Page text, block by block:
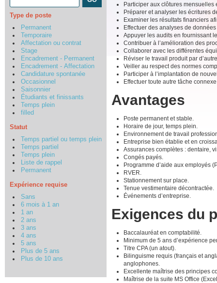
Type de poste
Permanent
Temporaire
Affectation ou contrat
Stage
Encadrement - Permanent
Encadrement - Affectation
Candidature spontanée
Occasionnel
Saisonnier
Étudiants et finissants
Temps plein
filled
Statut
Temps partiel ou temps plein
Temps partiel
Temps plein
Liste de rappel
Permanent
Expérience requise
Sans
6 mois à 1 an
1 an
2 ans
3 ans
4 ans
5 ans
Plus de 5 ans
Plus de 10 ans
Participer aux clôtures mensuelles
Préparer et analyser les écritures
Examiner les résultats financiers
Effectuer des analyses de
Appuyer les audits en fournissant
Contribuer à l’amélioration des
Collaborer avec les différentes
Réviser le travail produit par
Veiller au respect des normes
Participer à l’implantation de
Effectuer toute autre tâche
Avantages
Poste permanent et stable.
Horaire de jour, temps plein.
Environnement de travail
Entreprise bien établie et en
Assurances complètes : dentaire,
Congés payés.
Programme d’aide aux employés
RVER.
Stationnement sur place.
Tenue vestimentaire décontractée.
Événements d’entreprise.
Exigences du
Baccalauréat en comptabilité.
Minimum de 5 ans d’expérience
Titre CPA (un atout).
Bilinguisme requis (français et
anglophones.
Excellente maîtrise des principes
Maîtrise de la suite MS Office